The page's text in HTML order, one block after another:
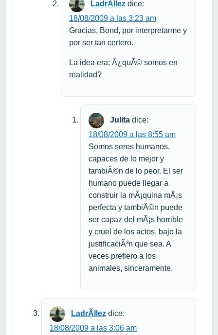
LadrÃ­llez dice:
18/08/2009 a las 3:23 am
Gracias, Bond, por interpretarme y
por ser tan certero.
La idea era: Â¿quÃ© somos en
realidad?
Julita dice:
18/08/2009 a las 8:55 am
Somos seres humanos,
capaces de lo mejor y
tambiÃ©n de lo peor. El ser
humano puede llegar a
construir la mÃ¡quina mÃ¡s
perfecta y tambiÃ©n puede
ser capaz del mÃ¡s horrible
y cruel de los actos, bajo la
justificaciÃ³n que sea. A
veces prefiero a los
animales, sinceramente.
LadrÃ­llez dice:
18/08/2009 a las 3:06 am